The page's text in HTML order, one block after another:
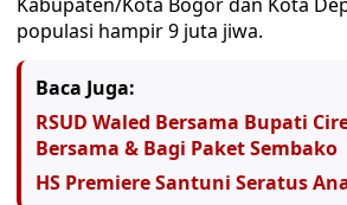
populasi hampir 9 juta jiwa.
Baca Juga:
RSUD Waled Bersama Bupati
Bersama & Bagi Paket Sembako
HS Premiere Santuni Seratus